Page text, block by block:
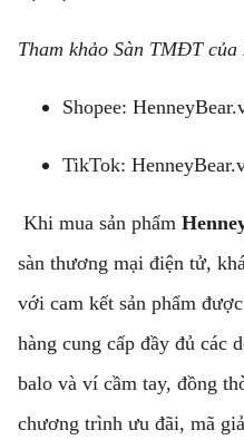
Tham khảo Sàn TMĐT của
Shopee:
TikTok:
Khi mua sản phẩm
sàn thương mại điện tử,
với cam kết sản phẩm
hàng cung cấp đầy đủ các
balo và ví cầm tay, đồng
chương trình ưu đãi, mã